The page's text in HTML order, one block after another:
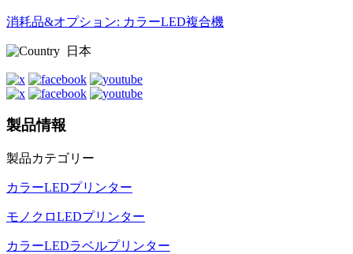
消耗品&オプション: カラーLED複合機
日本
製品情報
製品カテゴリー
カラーLEDプリンター
モノクロLEDプリンター
カラーLEDラベルプリンター